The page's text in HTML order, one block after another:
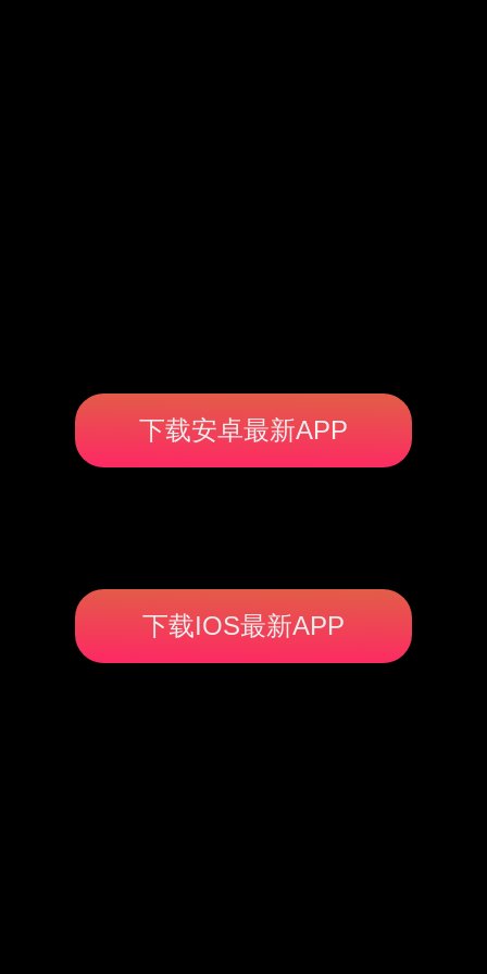
下载安卓最新APP
下载IOS最新APP